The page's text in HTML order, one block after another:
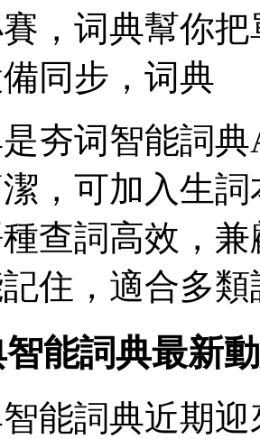
，词典幫你
同步，词典
夯词智能詞
，可加入生
查詞高效，
住，適合多
能詞典最新
能詞典近期